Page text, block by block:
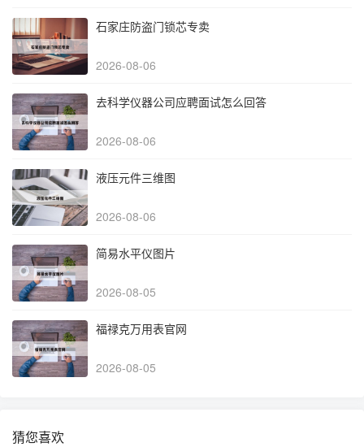
石家庄防盗门锁芯专卖
2026-08-06
去科学仪器公司应聘面试怎么回答
2026-08-06
液压元件三维图
2026-08-06
简易水平仪图片
2026-08-05
福禄克万用表官网
2026-08-05
猜您喜欢